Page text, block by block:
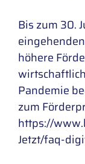
Bis zum 30.
höhere
Pandemie
zum
https://
Jetzt/faq-